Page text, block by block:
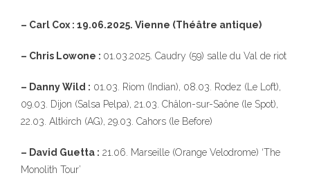
– Carl Cox : 19.06.2025. Vienne (Théâtre antique)
– Chris Lowone : 01.03.2025. Caudry (59) salle du Val de riot
– Danny Wild : 01.03. Riom (Indian), 08.03. Rodez (Le Loft),
09.03. Dijon (Salsa Pelpa), 21.03. Châlon-sur-Saône (le Spot),
22.03. Altkirch (AG), 29.03. Cahors (le Before)
– David Guetta : 21.06. Marseille (Orange Velodrome) ‘The
Monolith Tour’